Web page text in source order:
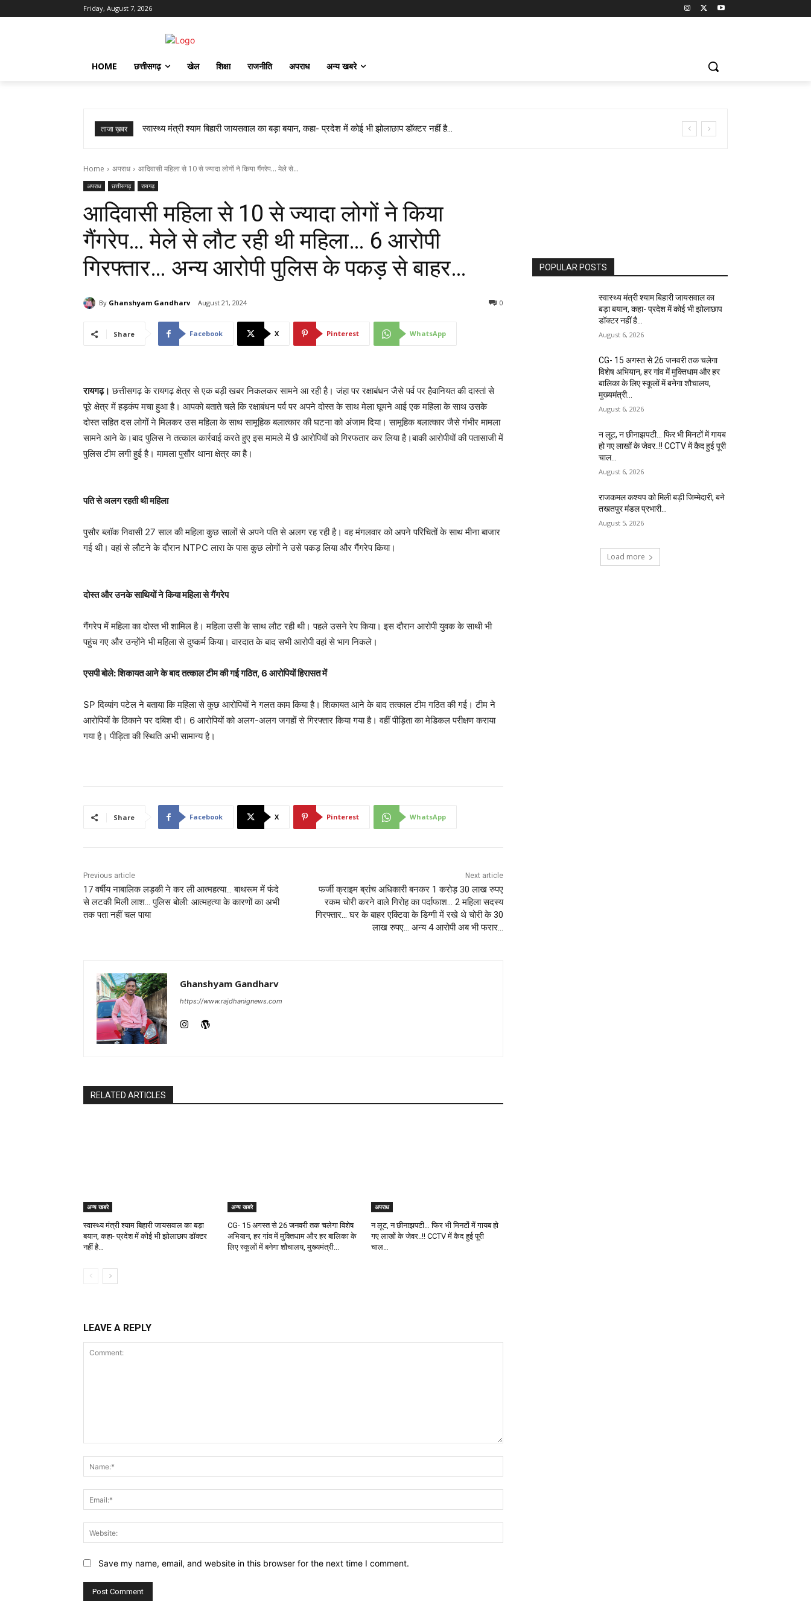
Friday, August 7, 2026
HOME छत्तीसगढ़ खेल शिक्षा राजनीति अपराध अन्य खबरे
ताजा ख़बर स्वास्थ्य मंत्री श्याम बिहारी जायसवाल का बड़ा बयान, कहा- प्रदेश में कोई भी झोलाछाप डॉक्टर नहीं है…
Home अपराध आदिवासी महिला से 10 से ज्यादा लोगों ने किया गैंगरेप... मेले से...
अपराध छत्तीसगढ़ रायगढ़
आदिवासी महिला से 10 से ज्यादा लोगों ने किया
गैंगरेप… मेले से लौट रही थी महिला… 6 आरोपी
गिरफ्तार… अन्य आरोपी पुलिस के पकड़ से बाहर…
By Ghanshyam Gandharv August 21, 2024 0
Share Facebook X Pinterest WhatsApp
रायगढ़। छत्तीसगढ़ के रायगढ़ क्षेत्र से एक बड़ी खबर निकलकर सामने आ रही है। जंहा पर रक्षाबंधन जैसे पर्व पर हैवानियत की दास्तां से
पूरे क्षेत्र में हड़कंप मचा हुआ है। आपको बताते चले कि रक्षाबंधन पर्व पर अपने दोस्त के साथ मेला घूमने आई एक महिला के साथ उसके
दोस्त सहित दस लोगों ने मिलकर उस महिला के साथ सामूहिक बलात्कार की घटना को अंजाम दिया। सामूहिक बलात्कार जैसे गंभीर मामला
सामने आने के।बाद पुलिस ने तत्काल कार्रवाई करते हुए इस मामले में छै आरोपियों को गिरफतार कर लिया है।बाकी आरोपीयों की पतासाजी में
पुलिस टीम लगी हुई है। मामला पुसौर थाना क्षेत्र का है।
पति से अलग रहती थी महिला
पुसौर ब्लॉक निवासी 27 साल की महिला कुछ सालों से अपने पति से अलग रह रही है। वह मंगलवार को अपने परिचितों के साथ मीना बाजार
गई थी। वहां से लौटने के दौरान NTPC लारा के पास कुछ लोगों ने उसे पकड़ लिया और गैंगरेप किया।
दोस्त और उनके साथियों ने किया महिला से गैंगरेप
गैंगरेप में महिला का दोस्त भी शामिल है। महिला उसी के साथ लौट रही थी। पहले उसने रेप किया। इस दौरान आरोपी युवक के साथी भी
पहुंच गए और उन्होंने भी महिला से दुष्कर्म किया। वारदात के बाद सभी आरोपी वहां से भाग निकले।
एसपी बोले: शिकायत आने के बाद तत्काल टीम की गई गठित, 6 आरोपियों हिरासत में
SP दिव्यांग पटेल ने बताया कि महिला से कुछ आरोपियों ने गलत काम किया है। शिकायत आने के बाद तत्काल टीम गठित की गई। टीम ने
आरोपियों के ठिकाने पर दबिश दी। 6 आरोपियों को अलग-अलग जगहों से गिरफ्तार किया गया है। वहीं पीड़िता का मेडिकल परीक्षण कराया
गया है। पीड़िता की स्थिति अभी सामान्य है।
Share Facebook X Pinterest WhatsApp
Previous article
17 वर्षीय नाबालिक लड़की ने कर ली आत्महत्या… बाथरूम में फंदे
से लटकी मिली लाश… पुलिस बोली: आत्महत्या के कारणों का अभी
तक पता नहीं चल पाया
Next article
फर्जी क्राइम ब्रांच अधिकारी बनकर 1 करोड़ 30 लाख रुपए
रकम चोरी करने वाले गिरोह का पर्दाफाश… 2 महिला सदस्य
गिरफ्तार… घर के बाहर एक्टिवा के डिग्गी में रखे थे चोरी के 30
लाख रुपए… अन्य 4 आरोपी अब भी फरार…
Ghanshyam Gandharv
https://www.rajdhanignews.com
RELATED ARTICLES
अन्य खबरे
स्वास्थ्य मंत्री श्याम बिहारी जायसवाल का बड़ा
बयान, कहा- प्रदेश में कोई भी झोलाछाप डॉक्टर
नहीं है…
अन्य खबरे
CG- 15 अगस्त से 26 जनवरी तक चलेगा विशेष
अभियान, हर गांव में मुक्तिधाम और हर बालिका के
लिए स्कूलों में बनेगा शौचालय, मुख्यमंत्री...
अपराध
न लूट, न छीनाझपटी… फिर भी मिनटों में गायब हो
गए लाखों के जेवर..!! CCTV में कैद हुई पूरी
चाल…
LEAVE A REPLY
Save my name, email, and website in this browser for the next time I comment.
POPULAR POSTS
स्वास्थ्य मंत्री श्याम बिहारी जायसवाल का
बड़ा बयान, कहा- प्रदेश में कोई भी झोलाछाप
डॉक्टर नहीं है…
August 6, 2026
CG- 15 अगस्त से 26 जनवरी तक चलेगा
विशेष अभियान, हर गांव में मुक्तिधाम और हर
बालिका के लिए स्कूलों में बनेगा शौचालय,
मुख्यमंत्री...
August 6, 2026
न लूट, न छीनाझपटी… फिर भी मिनटों में गायब
हो गए लाखों के जेवर..!! CCTV में कैद हुई पूरी
चाल…
August 6, 2026
राजकमल कश्यप को मिली बड़ी जिम्मेदारी, बने
तखतपुर मंडल प्रभारी…
August 5, 2026
Load more